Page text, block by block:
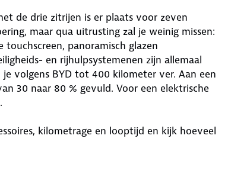
de drie zitrijen is er plaats voor zeven
maar qua uitrusting zal je weinig missen:
panoramisch glazen
en rijhulpsystemenen zijn allemaal
volgens BYD tot 400 kilometer ver. Aan een
30 naar 80 % gevuld. Voor een elektrische
kilometrage en looptijd en kijk hoeveel